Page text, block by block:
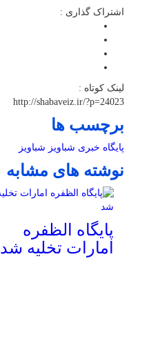
اشتراک گذاری :
لینک کوتاه :
http://shabaveiz.ir/?p=24023
برچسب ها
پایگاه خبری شباویز شباویز
نوشته های مشابه
پایگاه الظفره
امارات تخلیه شد